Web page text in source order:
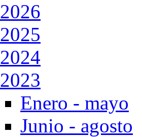
2026
2025
2024
2023
Enero - mayo
Junio - agosto